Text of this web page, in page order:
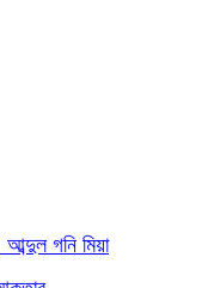
গনি মিয়া